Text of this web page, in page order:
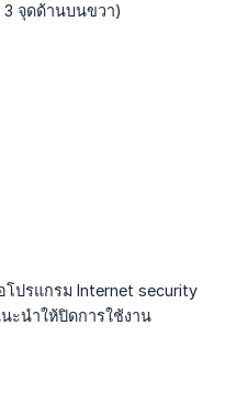
จุดด้านบนขวา)
โปรแกรม Internet security
ะนำให้ปิดการใช้งาน